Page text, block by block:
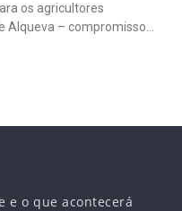
os agricultores
Alqueva – compromisso
e o que acontecerá